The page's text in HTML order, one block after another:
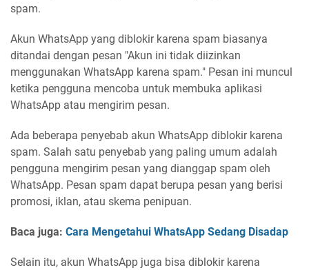
spam.
Akun WhatsApp yang diblokir karena spam biasanya
ditandai dengan pesan "Akun ini tidak diizinkan
menggunakan WhatsApp karena spam." Pesan ini muncul
ketika pengguna mencoba untuk membuka aplikasi
WhatsApp atau mengirim pesan.
Ada beberapa penyebab akun WhatsApp diblokir karena
spam. Salah satu penyebab yang paling umum adalah
pengguna mengirim pesan yang dianggap spam oleh
WhatsApp. Pesan spam dapat berupa pesan yang berisi
promosi, iklan, atau skema penipuan.
Baca juga: Cara Mengetahui WhatsApp Sedang Disadap
Selain itu, akun WhatsApp juga bisa diblokir karena